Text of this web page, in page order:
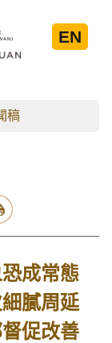
EN
稿
成常態
膩周延
促改善